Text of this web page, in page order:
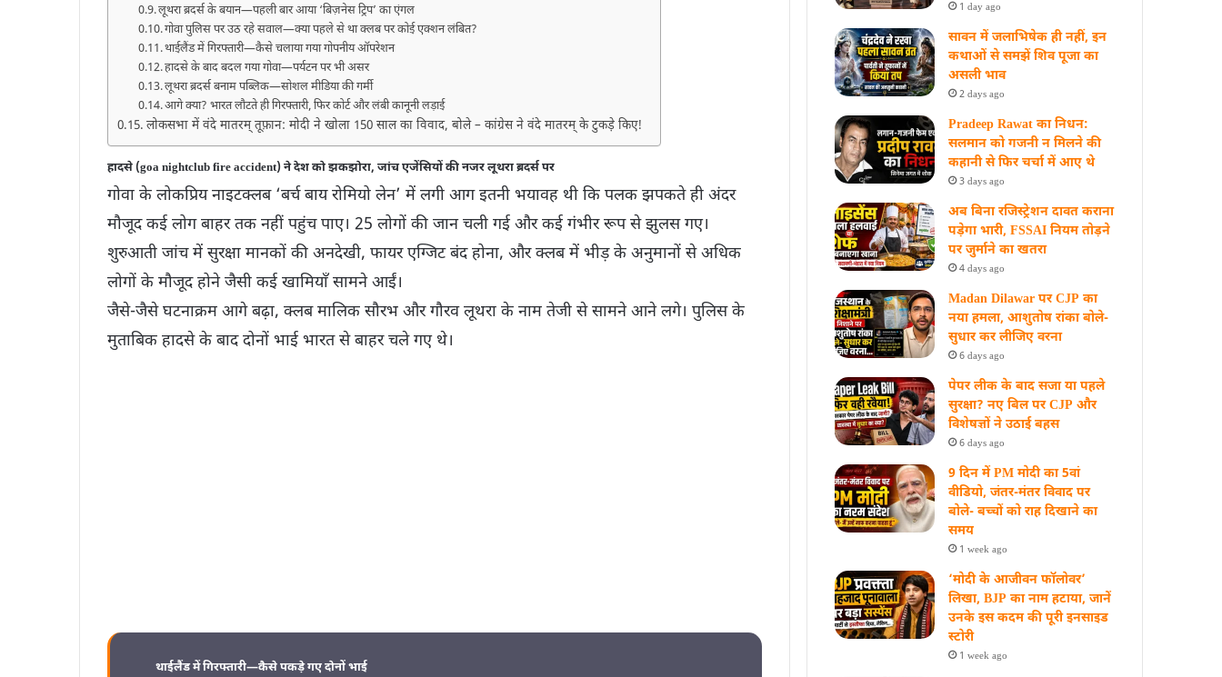
लूथरा ब्रदर्स के बयान—पहली बार आया ‘बिज़नेस ट्रिप’ का एंगल
गोवा पुलिस पर उठ रहे सवाल—क्या पहले से था क्लब पर कोई एक्शन लंबित?
थाईलैंड में गिरफ्तारी—कैसे चलाया गया गोपनीय ऑपरेशन
हादसे के बाद बदल गया गोवा—पर्यटन पर भी असर
लूथरा ब्रदर्स बनाम पब्लिक—सोशल मीडिया की गर्मी
आगे क्या? भारत लौटते ही गिरफ्तारी, फिर कोर्ट और लंबी कानूनी लड़ाई
लोकसभा में वंदे मातरम् तूफ़ान: मोदी ने खोला 150 साल का विवाद, बोले – कांग्रेस ने वंदे मातरम् के टुकड़े किए!
हादसे (goa nightclub fire accident) ने देश को झकझोरा, जांच एजेंसियों की नजर लूथरा ब्रदर्स पर
गोवा के लोकप्रिय नाइटक्लब ‘बर्च बाय रोमियो लेन’ में लगी आग इतनी भयावह थी कि पलक झपकते ही अंदर
मौजूद कई लोग बाहर तक नहीं पहुंच पाए। 25 लोगों की जान चली गई और कई गंभीर रूप से झुलस गए।
शुरुआती जांच में सुरक्षा मानकों की अनदेखी, फायर एग्जिट बंद होना, और क्लब में भीड़ के अनुमानों से अधिक
लोगों के मौजूद होने जैसी कई खामियाँ सामने आईं।
जैसे-जैसे घटनाक्रम आगे बढ़ा, क्लब मालिक सौरभ और गौरव लूथरा के नाम तेजी से सामने आने लगे। पुलिस के
मुताबिक हादसे के बाद दोनों भाई भारत से बाहर चले गए थे।
थाईलैंड में गिरफ्तारी—कैसे पकड़े गए दोनों भाई
1 day ago
सावन में जलाभिषेक ही नहीं, इन
कथाओं से समझें शिव पूजा का
असली भाव
2 days ago
Pradeep Rawat का निधन:
सलमान को गजनी न मिलने की
कहानी से फिर चर्चा में आए थे
3 days ago
अब बिना रजिस्ट्रेशन दावत कराना
पड़ेगा भारी, FSSAI नियम तोड़ने
पर जुर्माने का खतरा
4 days ago
Madan Dilawar पर CJP का
नया हमला, आशुतोष रांका बोले-
सुधार कर लीजिए वरना
6 days ago
पेपर लीक के बाद सजा या पहले
सुरक्षा? नए बिल पर CJP और
विशेषज्ञों ने उठाई बहस
6 days ago
9 दिन में PM मोदी का 5वां
वीडियो, जंतर-मंतर विवाद पर
बोले- बच्चों को राह दिखाने का
समय
1 week ago
‘मोदी के आजीवन फॉलोवर’
लिखा, BJP का नाम हटाया, जानें
उनके इस कदम की पूरी इनसाइड
स्‍टोरी
1 week ago